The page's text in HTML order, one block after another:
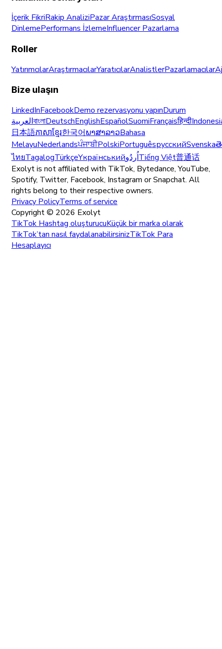
İçerik FikriRakip AnaliziPazar AraştırmasıSosyal
DinlemePerformans İzlemeInfluencer Pazarlama
Roller
YatırımcılarAraştırmacılarYaratıcılarAnalistlerPazarlamacılar
Bize ulaşın
LinkedInFacebookDemo rezervasyonu yapınDurum
العربيةবাংলাDeutschEnglishEspañolSuomiFrançaisहिन्दी
日本語ភាសាខ្មែរ한국어ພາສາລາວBahasa
MelayuNederlandsਪੰਜਾਬੀPolskiPortuguêsрусскийSvenska
ไทยTagalogTürkçeYкраїнськийاُردُوTiếng Việt普通话
Exolyt is not affiliated with TikTok, Bytedance, YouTube,
Spotify, Twitter, Facebook, Instagram or Snapchat. All
rights belong to their respective owners.
Privacy PolicyTerms of service
Copyright © 2026 Exolyt
TikTok Hashtag oluşturucuKüçük bir marka olarak
TikTok’tan nasıl faydalanabilirsinizTikTok Para
Hesaplayıcı